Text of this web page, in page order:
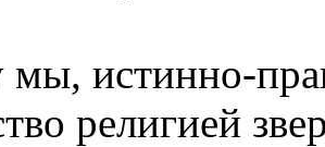
истинно-
религией